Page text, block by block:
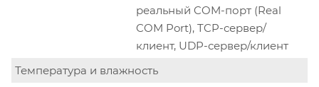
реальный COM-порт (Real
COM Port), TCP-сервер/
клиент, UDP-сервер/клиент
Температура и влажность